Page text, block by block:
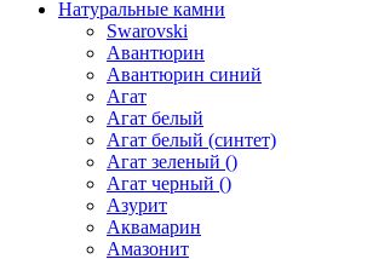
Натуральные камни
Swarovski
Авантюрин
Авантюрин синий
Агат
Агат белый
Агат белый (синтет)
Агат зеленый ()
Агат черный ()
Азурит
Аквамарин
Амазонит